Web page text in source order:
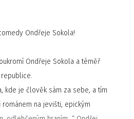
Ondřeje Sokola!
Ondřeje Sokola a téměř
kde je člověk sám za sebe, a tím
na jevišti, epickým